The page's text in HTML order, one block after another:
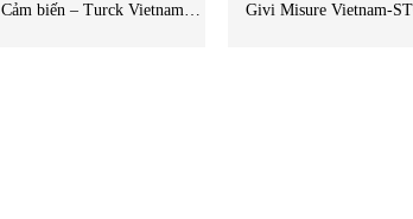
Cảm biến – Turck Vietnam –
Givi Misure Vietnam-